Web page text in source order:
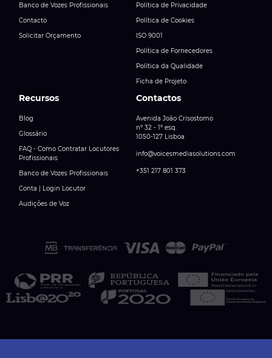
Banco de Vozes Profissionais
Contacto
Solicitar Orçamento
Política de Privacidade
Política de Cookies
ISO 9001
Política de Fornecedores
Política da Qualidade
Ficha de Projeto
Recursos
Blog
Glossário
FAQ - Como Contratar Locutores
Profissionais
Banco de Vozes Profissionais
Conta | Login Locutor
Audições de Voz
Contactos
Avenida João Crisostomo
nº 32 - 1º esq.
1050-127 Lisboa
info@voicesmediasolutions.com
+351 217 801 373